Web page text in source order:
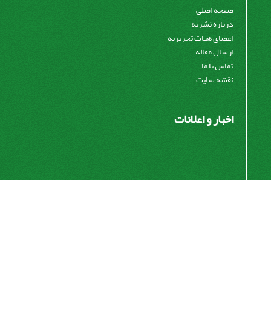
صفحه اصلی
درباره نشریه
اعضای هیات تحریریه
ارسال مقاله
تماس با ما
نقشه سایت
اخبار و اعلانات